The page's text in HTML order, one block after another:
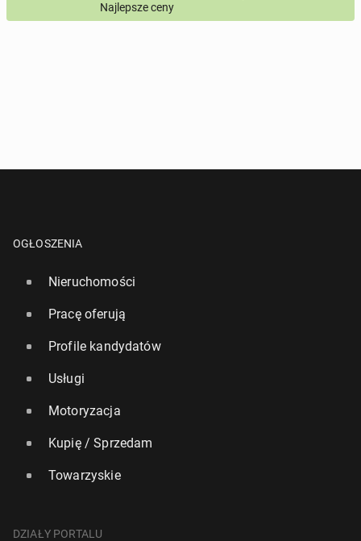
Najlepsze ceny
OGŁOSZENIA
Nieruchomości
Pracę oferują
Profile kandydatów
Usługi
Motoryzacja
Kupię / Sprzedam
Towarzyskie
DZIAŁY PORTALU